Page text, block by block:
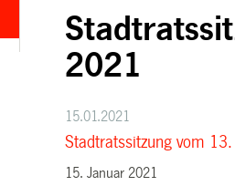
2021
15.01.2021
Stadtratssitzung vom
15. Januar 2021